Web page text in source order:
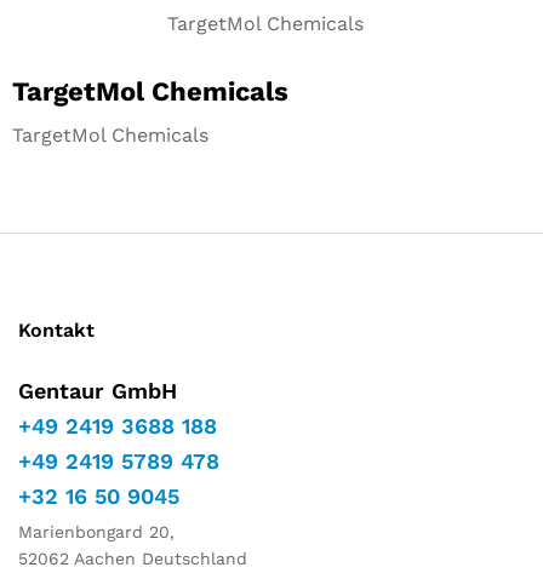
TargetMol Chemicals
TargetMol Chemicals
TargetMol Chemicals
Kontakt
Gentaur GmbH
+49 2419 3688 188
+49 2419 5789 478
+32 16 50 9045
Marienbongard 20,
52062 Aachen Deutschland